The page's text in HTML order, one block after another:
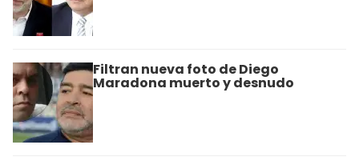
Filtran nueva foto de Diego
Maradona muerto y desnudo